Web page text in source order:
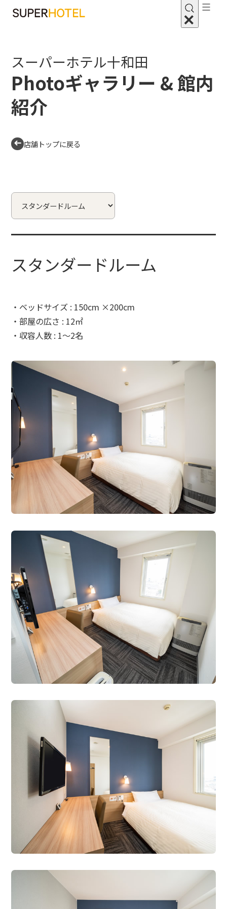
スーパーホテル十和田
Photoギャラリー & 館内
紹介
店舗トップに戻る
スタンダードルーム
・ベッドサイズ : 150cm ×200cm
・部屋の広さ : 12㎡
・収容人数 : 1～2名